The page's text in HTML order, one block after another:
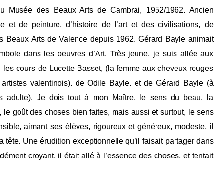
Musée des Beaux Arts de Cambrai, 1952/1962. Ancien
et de peinture, d’histoire de l’art et des civilisations, de
Beaux Arts de Valence depuis 1962. Gérard Bayle animait
dans les oeuvres d’Art. Très jeune, je suis allée aux
les cours de Lucette Basset, (la femme aux cheveux rouges
valentinois), de Odile Bayle, et de Gérard Bayle (à
adulte). Je dois tout à mon Maître, le sens du beau, la
goût des choses bien faites, mais aussi et surtout, le sens
aimant ses élèves, rigoureux et généreux, modeste, il
tête. Une érudition exceptionnelle qu’il faisait partager dans
croyant, il était allé à l’essence des choses, et tentait